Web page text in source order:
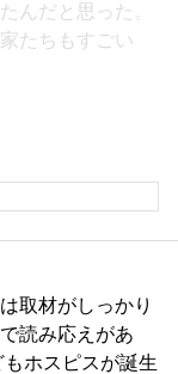
んだと思った。
たちもすごい
取材がしっかり
読み応えがあ
ホスピスが誕生